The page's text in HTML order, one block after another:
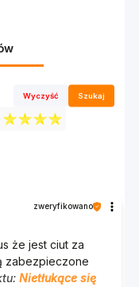
Wyczyść Szukaj
zweryfikowano
że jest ciut za
zabezpieczone
Nietłukące się